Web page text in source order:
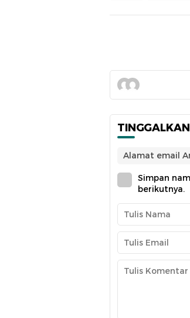
Alamat email
Simpan
berikutnya.